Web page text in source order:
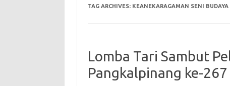
TAG ARCHIVES: KEANEKARAGAMAN SENI BUDAYA
Lomba Tari Sambut
Pangkalpinang ke-267